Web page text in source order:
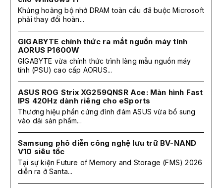
Khủng hoảng bộ nhớ DRAM toàn cầu đã buộc Microsoft
phải thay đổi hoàn...
GIGABYTE chính thức ra mắt nguồn máy tính
AORUS P1600W
GIGABYTE vừa chính thức trình làng mẫu nguồn máy
tính (PSU) cao cấp AORUS...
ASUS ROG Strix XG259QNSR Ace: Màn hình Fast
IPS 420Hz dành riêng cho eSports
Thương hiệu phần cứng đình đám ASUS vừa bổ sung
vào dải sản phẩm...
Samsung phô diễn công nghệ lưu trữ BV-NAND
V10 siêu tốc
Tại sự kiện Future of Memory and Storage (FMS) 2026
diễn ra ở Santa...